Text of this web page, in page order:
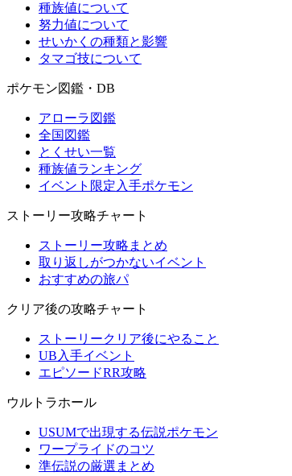
種族値について
努力値について
せいかくの種類と影響
タマゴ技について
ポケモン図鑑・DB
アローラ図鑑
全国図鑑
とくせい一覧
種族値ランキング
イベント限定入手ポケモン
ストーリー攻略チャート
ストーリー攻略まとめ
取り返しがつかないイベント
おすすめの旅パ
クリア後の攻略チャート
ストーリークリア後にやること
UB入手イベント
エピソードRR攻略
ウルトラホール
USUMで出現する伝説ポケモン
ワープライドのコツ
準伝説の厳選まとめ